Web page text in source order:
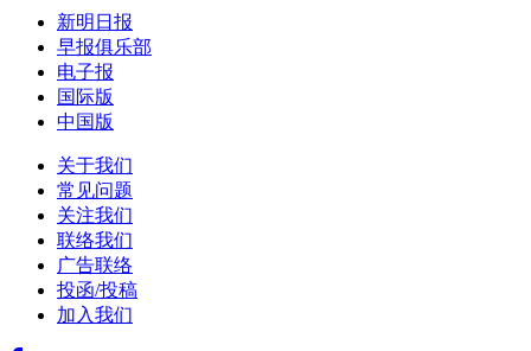
新明日报
早报俱乐部
电子报
国际版
中国版
关于我们
常见问题
关注我们
联络我们
广告联络
投函/投稿
加入我们